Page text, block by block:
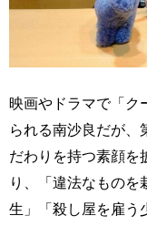
映画やドラマで「ク
られる南沙良だが、
だわりを持つ素顔を
り、「違法なものを
生」「殺し屋を雇う